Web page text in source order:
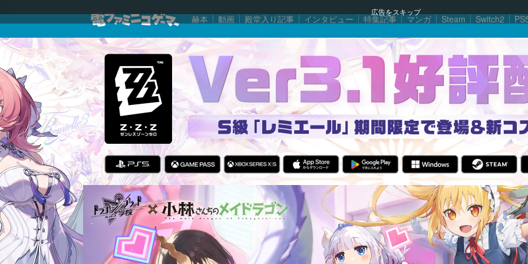
広告をスキップ
赫本 動画 殿堂入り記事 インタビュー 特集記事 マンガ Steam Switch2